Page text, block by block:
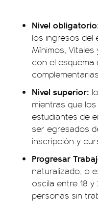
Nivel
los ingresos del
Mínimos,
con el esquema
Nivel superior:
mientras que
estudiantes de
ser egresados
inscripción y
Progresar
naturalizado, o
oscila entre 18
personas sin